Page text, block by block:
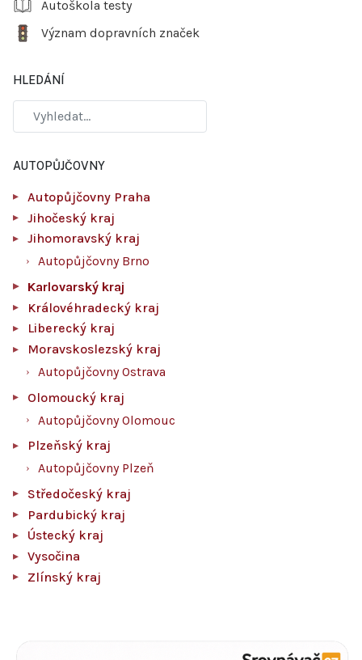
Autoškola testy
Význam dopravních značek
HLEDÁNÍ
AUTOPŮJČOVNY
Autopůjčovny Praha
Jihočeský kraj
Jihomoravský kraj
Autopůjčovny Brno
Karlovarský kraj
Královéhradecký kraj
Liberecký kraj
Moravskoslezský kraj
Autopůjčovny Ostrava
Olomoucký kraj
Autopůjčovny Olomouc
Plzeňský kraj
Autopůjčovny Plzeň
Středočeský kraj
Pardubický kraj
Ústecký kraj
Vysočina
Zlínský kraj